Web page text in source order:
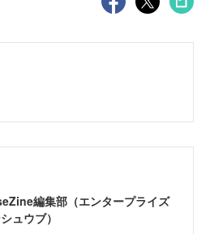
編集部（エンタープライズ
ュウブ）